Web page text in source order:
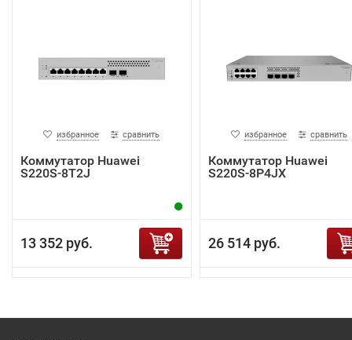
избранное сравнить
Коммутатор Huawei
S220S-8T2J
13 352 руб.
избранное сравнить
Коммутатор Huawei
S220S-8P4JX
26 514 руб.